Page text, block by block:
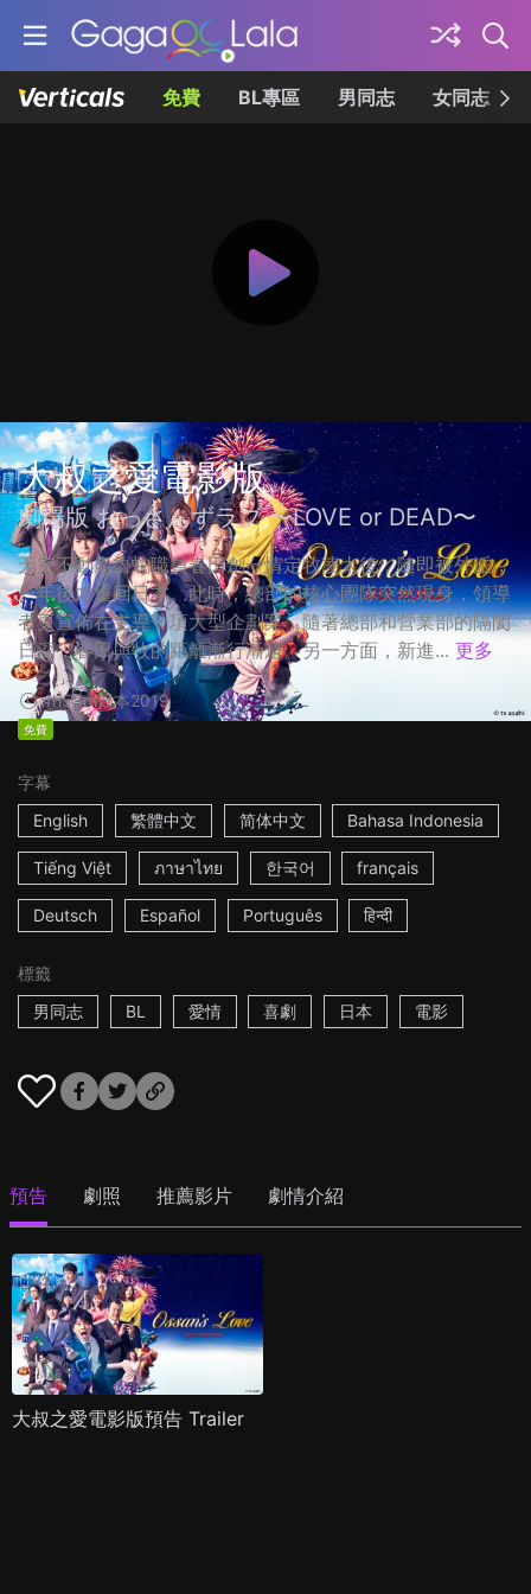
免費 BL專區 男同志 女同志
大叔之愛電影版
劇場版 おっさんずラブ 〜LOVE or DEAD〜
天空不動產魯蛇職員春田創一情定牧凌太後，隨即被外派，
一年後才重回日本。此時，總部的核心團隊突然現身，領導
者更宣佈在主導一項大型企劃案，隨著總部和營業部的隔閡
日深，春田與牧的距離漸行漸遠。另一方面，新進... 更多
1h53m日本2019
免費
字幕
English
繁體中文 简体中文 Bahasa Indonesia
Tiếng Việt ภาษาไทย 한국어 français
Deutsch Español Português हिन्दी
標籤
男同志
BL 愛情 喜劇 日本 電影
預告 劇照 推薦影片 劇情介紹
大叔之愛電影版預告 Trailer